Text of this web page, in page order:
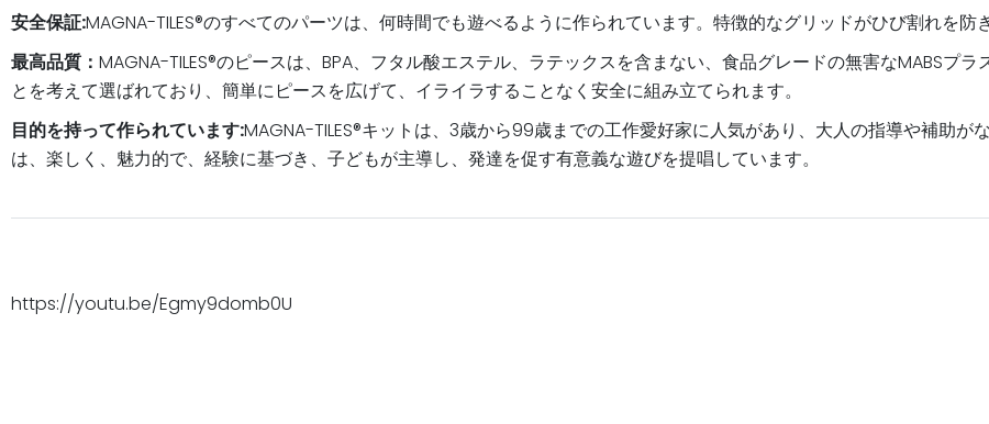
安全保証:MAGNA-TILES®のすべてのパーツは、何時間でも遊べるように作られています。特徴的なグリッドがひび割れを防
最高品質： MAGNA-TILES®のピースは、BPA、フタル酸エステル、ラテックスを含まない、食品グレードの無害なMABSプ
とを考えて選ばれており、簡単にピースを広げて、イライラすることなく安全に組み立てられます。
目的を持って作られています:MAGNA-TILES®キットは、3歳から99歳までの工作愛好家に人気があり、大人の指導や補助
は、楽しく、魅力的で、経験に基づき、子どもが主導し、発達を促す有意義な遊びを提唱しています。
https://youtu.be/Egmy9domb0U